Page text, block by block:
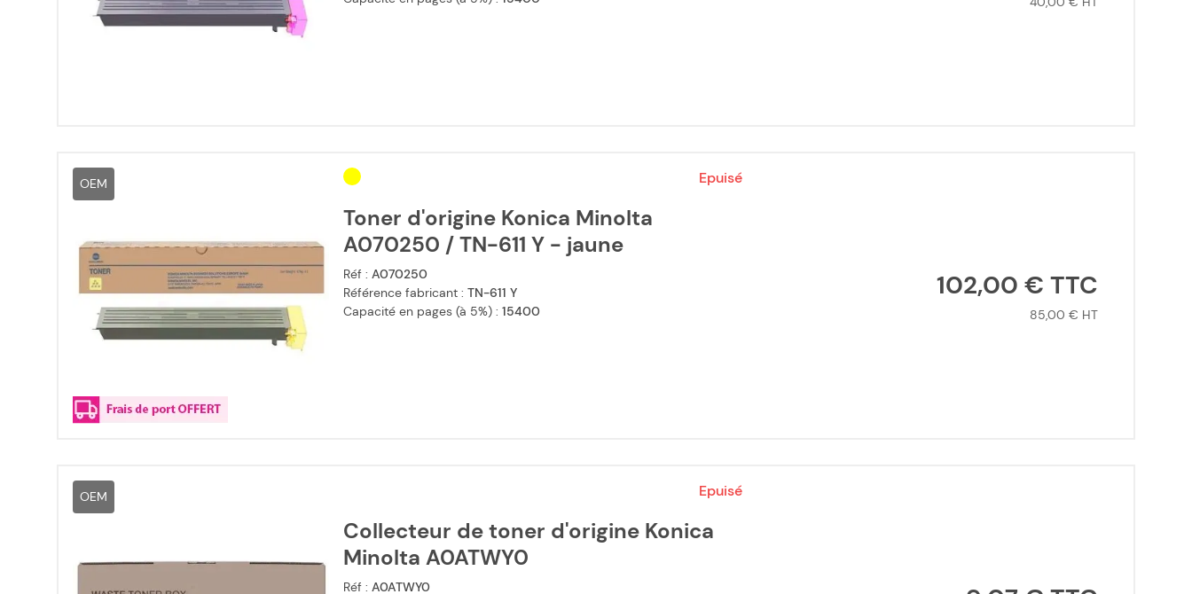
OEM Epuisé
Toner d'origine Konica Minolta
A070250 / TN-611 Y - jaune
Réf : A070250
Référence fabricant : TN-611 Y
Capacité en pages (à 5%) : 15400
102,00 €
85,00 €
OEM Epuisé
Collecteur de toner d'origine Konica
Minolta A0ATWY0
Réf : A0ATWY0